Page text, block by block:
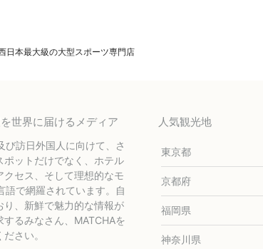
本最大級の大型スポーツ専門店
世界に届けるメディア
び訪日外国人に向けて、さ
ポットだけでなく、ホテル
セス、そして理想的なモ
語で網羅されています。自
、新鮮で魅力的な情報が
るみなさん、MATCHAを
さい。
人気観光地
東京都
京都府
福岡県
神奈川県